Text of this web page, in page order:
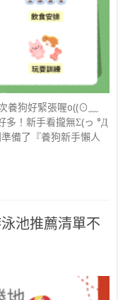
養狗好緊張喔o((⊙﹏
多！新手看攏無Σ(っ °Д
備了『養狗新手懶人
池推薦清單不